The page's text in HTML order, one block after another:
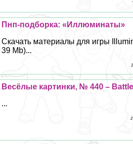
Пнп-подборка: «Иллюминаты»
Скачать материалы для игры
39 Mb)...
Весёлые картинки, № 440 –
...